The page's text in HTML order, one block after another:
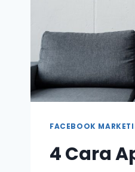
FACEBOOK
4 Cara